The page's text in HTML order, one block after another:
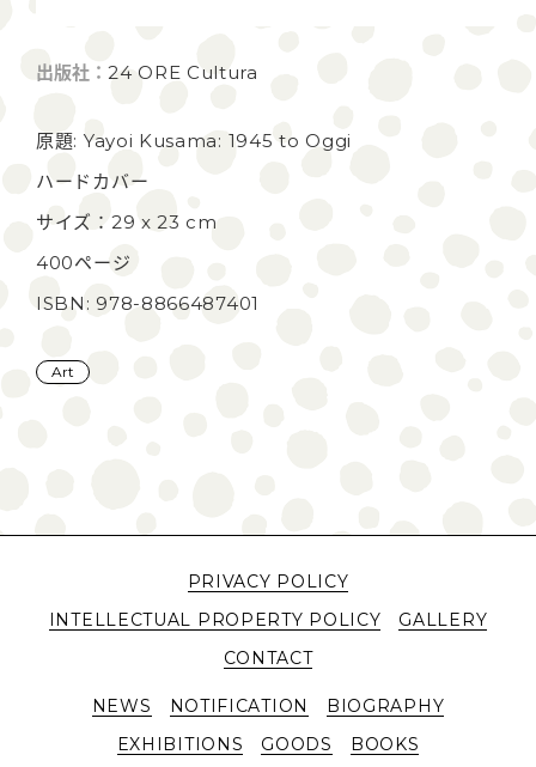
出版社： 24 ORE Cultura
原題: Yayoi Kusama: 1945 to Oggi
ハードカバー
サイズ：29 x 23 cm
400ページ
ISBN: 978-8866487401
Art
PRIVACY POLICY
INTELLECTUAL PROPERTY POLICY
GALLERY
CONTACT
NEWS NOTIFICATION
BIOGRAPHY
EXHIBITIONS
GOODS BOOKS